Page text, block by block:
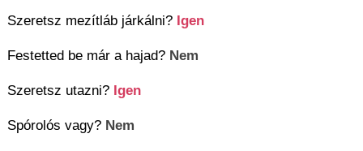
Szeretsz mezítláb járkálni? Igen
Festetted be már a hajad? Nem
Szeretsz utazni? Igen
Spórolós vagy? Nem